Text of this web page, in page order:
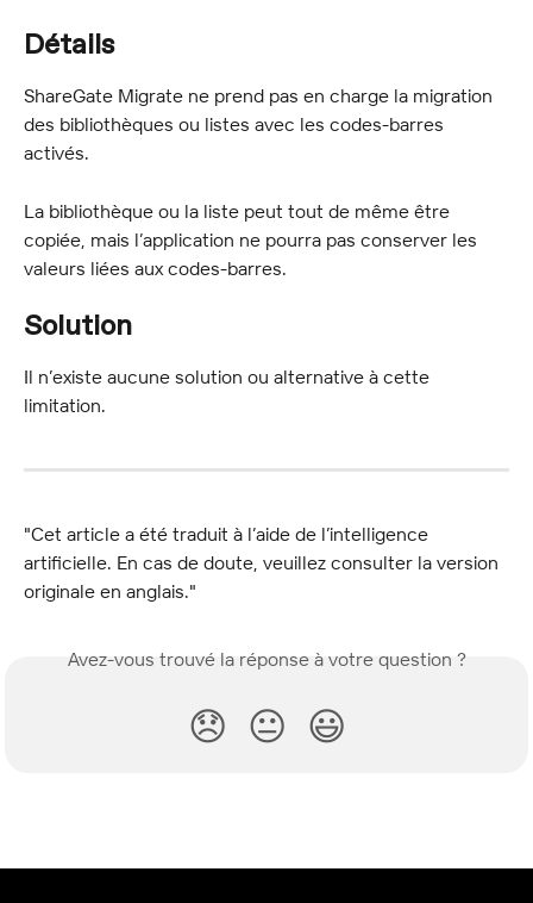
Détails
ShareGate Migrate ne prend pas en charge la migration
des bibliothèques ou listes avec les codes-barres
activés.
La bibliothèque ou la liste peut tout de même être
copiée, mais l’application ne pourra pas conserver les
valeurs liées aux codes-barres.
Solution
Il n’existe aucune solution ou alternative à cette
limitation.
"Cet article a été traduit à l’aide de l’intelligence
artificielle. En cas de doute, veuillez consulter la version
originale en anglais."
Avez-vous trouvé la réponse à votre question ?
😞 😐 😃